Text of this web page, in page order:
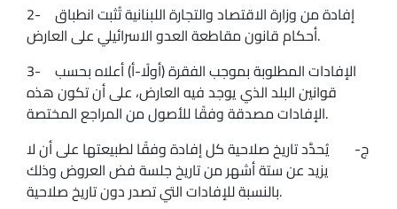
2- إفادة من وزارة الاقتصاد والتجارة اللبنانية تُثبت انطباق
أحكام قانون مقاطعة العدو الاسرائيلي على العارض.
3- الإفادات المطلوبة بموجب الفقرة (أولًا-أ) أعلاه بحسب
قوانين البلد الذي يوجد فيه العارض، على أن تكون هذه
الإفادات مصدقة وفقًا للأصول من المراجع المختصة.
‌ج- يُحدَّد تاريخ صلاحية كل إفادة وفقًا لطبيعتها على أن لا
يزيد عن ستة أشهر من تاريخ جلسة فض العروض وذلك
بالنسبة للإفادات التي تصدر دون تاريخ صلاحية.